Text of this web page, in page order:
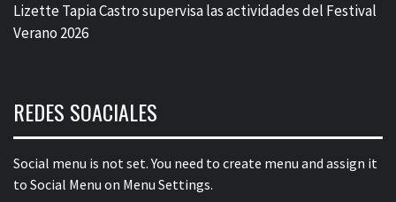
Lizette Tapia Castro supervisa las actividades del Festival
Verano 2026
REDES SOACIALES
Social menu is not set. You need to create menu and assign it
to Social Menu on Menu Settings.